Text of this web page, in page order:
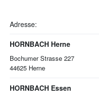
Adresse:
HORNBACH Herne
Bochumer Strasse 227
44625 Herne
HORNBACH Essen